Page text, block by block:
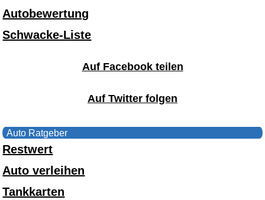
Autobewertung
Schwacke-Liste
Auf Facebook teilen
Auf Twitter folgen
Auto Ratgeber
Restwert
Auto verleihen
Tankkarten